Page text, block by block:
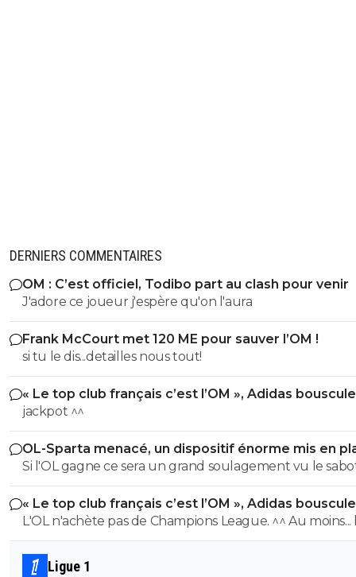
DERNIERS COMMENTAIRES
OM : C’est officiel, Todibo part au clash pour venir
J'adore ce joueur j'espère qu'on l'aura
Frank McCourt met 120 ME pour sauver l’OM !
si tu le dis...detailles nous tout!
« Le top club français c’est l’OM », Adidas
PSG
jackpot ^^
OL-Sparta menacé, un dispositif énorme mis en
Si l'OL gagne ce sera un grand soulagement vu le
incroyable du farfelu sans froc Fonseca au match allé.
perd ce sera aussi une grande victoire et une énorme
délivrance avec un possible licenciement de ce clown.
« Le top club français c’est l’OM », Adidas
PSG
L'OL n'achète pas de Champions League. ^^ Au moins... l'OM a
un point commun avec le PSG. Mdr Adidas ne se trompe pas
avec l'OL qui est une valeur sûre... contrairement à
Ligue 1